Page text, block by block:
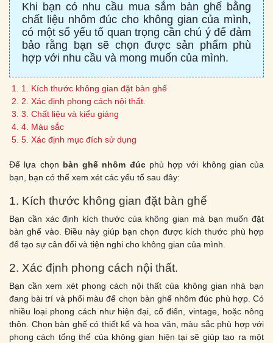
Khi bạn có nhu cầu mua sắm bàn ghế bằng
chất liệu nhôm đúc cho không gian của mình,
có một số yếu tố quan trọng cần chú ý để đảm
bảo rằng bạn sẽ chọn được sản phẩm phù
hợp với nhu cầu và mong muốn của mình.
1. Kích thước không gian đặt bàn ghế
2. Xác định phong cách nội thất.
3. Chất liệu và kiểu giáng
4. Màu sắc
5. Xác định mục đích sử dụng
Để lựa chọn bàn ghế nhôm đúcphù hợp với không gian của
bạn, bạn có thể xem xét các yếu tố sau đây:
1. Kích thước không gian đặt bàn ghế
Bạn cần xác định kích thước của không gian mà bạn muốn đặt
bàn ghế vào. Điều này giúp bạn chọn được kích thước phù hợp
để tạo sự cân đối và tiện nghi cho không gian của mình.
2. Xác định phong cách nội thất.
Bạn cần xem xét phong cách nội thất của không gian nhà bạn
đang bài trí và phối màu để chọn bàn ghế nhôm đúc phù hợp. Có
nhiều loại phong cách như hiện đại, cổ điển, vintage, hoặc nông
thôn. Chọn bàn ghế có thiết kế và hoa văn, màu sắc phù hợp với
phong cách tổng thể của không gian hiện tại sẽ giúp tạo ra một